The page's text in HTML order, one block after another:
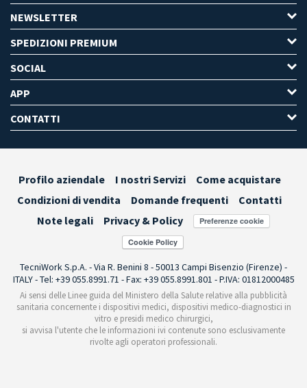
NEWSLETTER
SPEDIZIONI PREMIUM
SOCIAL
APP
CONTATTI
Profilo aziendale I nostri Servizi
Come acquistare
Condizioni di vendita
Domande frequenti
Contatti
Note legali
Privacy & Policy Preferenze cookie
TecniWork S.p.A. - Via R. Benini 8 - 50013 Campi Bisenzio (Firenze) -
ITALY - Tel: +39 055.8991.71 - Fax: +39 055.8991.801 - P.IVA: 01812000485
Ai sensi delle Linee guida del Ministero della Salute relative alla pubblicità
sanitaria concernente i dispositivi medici, dispositivi medico-diagnostici in
vitro e presidi medico chirurgici,
si avvisa l'utente che le informazioni ivi contenute sono esclusivamente
rivolte agli operatori professionali.